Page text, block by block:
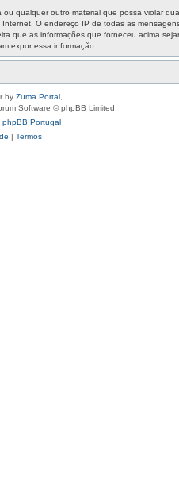
qualquer outro material que possa violar
O endereço IP de todas as
que as informações que forneceu acima
expor essa informação.
by Zuma Portal
Software © phpBB Limited
phpBB Portugal
| Termos